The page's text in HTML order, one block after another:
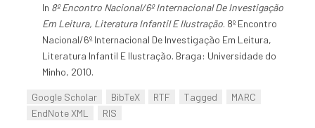
In 8º Encontro Nacional/6º Internacional De Investigação
Em Leitura, Literatura Infantil E Ilustração. 8º Encontro
Nacional/6º Internacional De Investigação Em Leitura,
Literatura Infantil E Ilustração. Braga: Universidade do
Minho, 2010.
Google Scholar BibTeX RTF Tagged
MARC
EndNote XML
RIS